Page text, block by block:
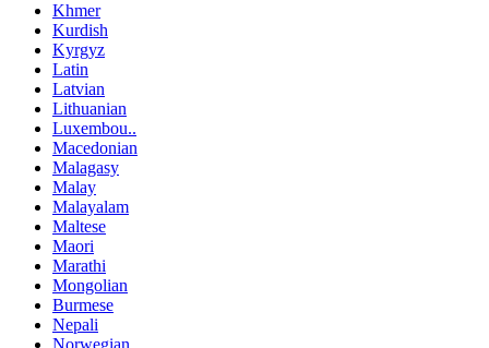
Khmer
Kurdish
Kyrgyz
Latin
Latvian
Lithuanian
Luxembou..
Macedonian
Malagasy
Malay
Malayalam
Maltese
Maori
Marathi
Mongolian
Burmese
Nepali